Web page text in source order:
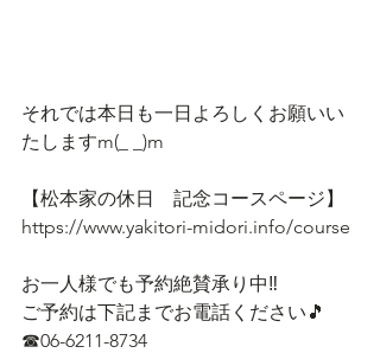
それでは本日も一日よろしくお願いい
たしますm(_ _)m
【松本家の休日　記念コースページ】
https://www.yakitori-midori.info/course
お一人様でも予約絶賛承り中‼
ご予約は下記までお電話ください🎵
☎06-6211-8734